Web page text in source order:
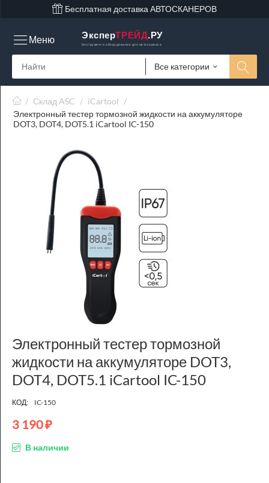
Бесплатная доставка АВТОСКАНЕРОВ
ЭксперТРЕЙД.РУ
Инструмент и оборудование для автосервиса
Все категории
Меню
/ Склад ASC / iCartool /
Электронный тестер тормозной жидкости на аккумуляторе
DOT3, DOT4, DOT5.1 iCartool IC-150
Электронный тестер тормозной
жидкости на аккумуляторе DOT3,
DOT4, DOT5.1 iCartool IC-150
КОД: IC-150
3 190₽
В наличии